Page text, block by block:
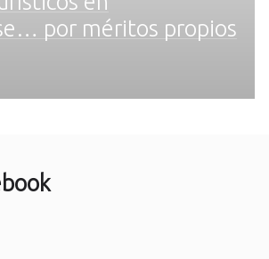
por méritos propios